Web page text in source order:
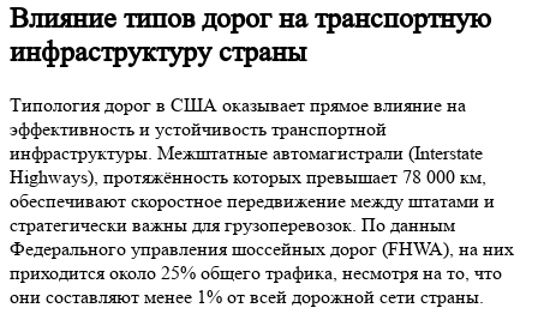
Влияние типов дорог на транспортную
инфраструктуру страны
Типология дорог в США оказывает прямое влияние на
эффективность и устойчивость транспортной
инфраструктуры. Межштатные автомагистрали (Interstate
Highways), протяжённость которых превышает 78 000 км,
обеспечивают скоростное передвижение между штатами и
стратегически важны для грузоперевозок. По данным
Федерального управления шоссейных дорог (FHWA), на них
приходится около 25% общего трафика, несмотря на то, что
они составляют менее 1% от всей дорожной сети страны.